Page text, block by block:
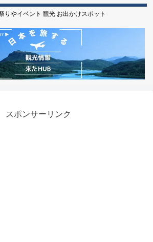
りやイベント 観光 お出かけスポット
スポンサーリンク